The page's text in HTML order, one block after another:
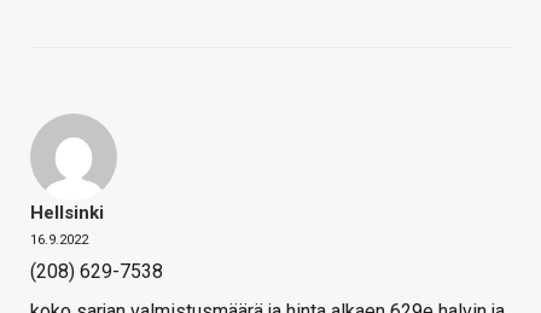
Hellsinki
16.9.2022
(208) 629-7538